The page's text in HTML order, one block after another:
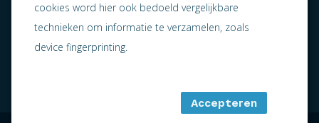
cookies word hier ook bedoeld vergelijkbare
technieken om informatie te verzamelen, zoals
device fingerprinting.
Accepteren